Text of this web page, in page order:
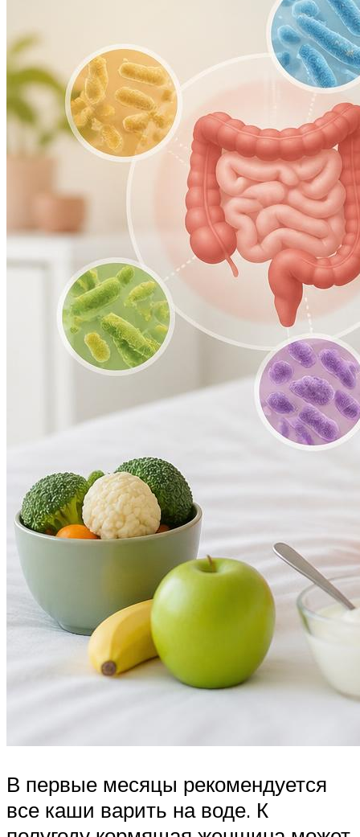
В первые месяцы рекомендуется
все каши варить на воде. К